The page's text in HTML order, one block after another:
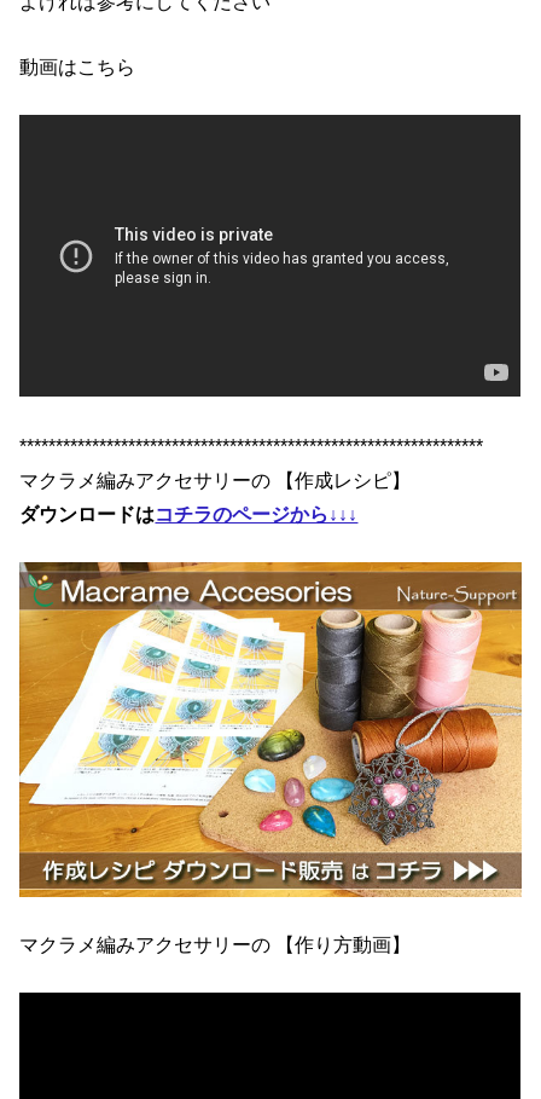
動画はこちら
****************************************************************
マクラメ編みアクセサリーの 【作成レシピ】
ダウンロードはコチラのページから↓↓↓
マクラメ編みアクセサリーの 【作り方動画】